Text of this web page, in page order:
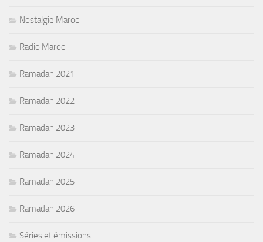
Nostalgie Maroc
Radio Maroc
Ramadan 2021
Ramadan 2022
Ramadan 2023
Ramadan 2024
Ramadan 2025
Ramadan 2026
Séries et émissions